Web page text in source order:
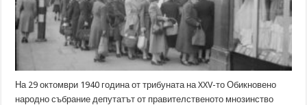
На 29 октомври 1940 година от трибуната на XXV-то Обикновено
народно събрание депутатът от правителственото мнозинство